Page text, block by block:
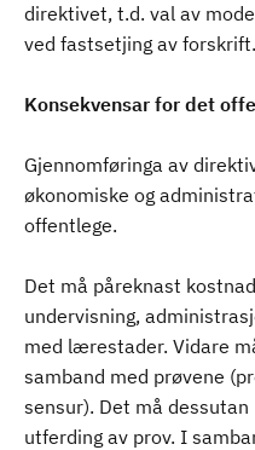
direktivet, t.d. val av
ved fastsetjing av forskrift.
Konsekvensar for det
Gjennomføringa av
økonomiske og
offentlege.
Det må påreknast
undervisning,
med lærestader. Vidare
samband med prøvene
sensur). Det må
utferding av prov. I